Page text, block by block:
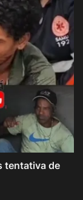
tentativa de